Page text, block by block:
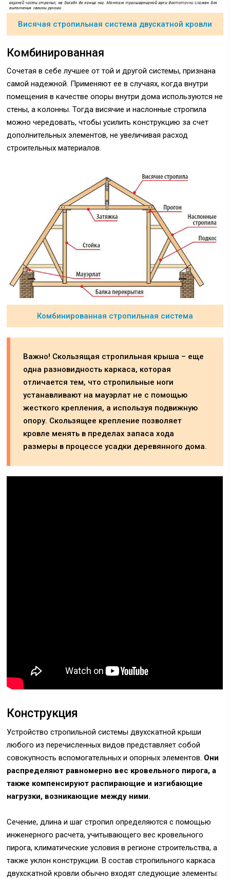
Висячая стропильная система двускатной кровли
Комбинированная
Сочетая в себе лучшее от той и другой системы, признана
самой надежной. Применяют ее в случаях, когда внутри
помещения в качестве опоры внутри дома используются не
стены, а колонны. Тогда висячие и наслонные стропила
можно чередовать, чтобы усилить конструкцию за счет
дополнительных элементов, не увеличивая расход
строительных материалов.
Комбинированная стропильная система
Важно! Скользящая стропильная крыша – еще
одна разновидность каркаса, которая
отличается тем, что стропильные ноги
устанавливают на мауэрлат не с помощью
жесткого крепления, а используя подвижную
опору. Скользящее крепление позволяет
кровле менять в пределах запаса хода
размеры в процессе усадки деревянного дома.
Конструкция
Устройство стропильной системы двухскатной крыши
любого из перечисленных видов представляет собой
совокупность вспомогательных и опорных элементов. Они
распределяют равномерно вес кровельного пирога, а
также компенсируют распирающие и изгибающие
нагрузки, возникающие между ними.
Сечение, длина и шаг стропил определяются с помощью
инженерного расчета, учитывающего вес кровельного
пирога, климатические условия в регионе строительства, а
также уклон конструкции. В состав стропильного каркаса
двухскатной кровли обычно входят следующие элементы: